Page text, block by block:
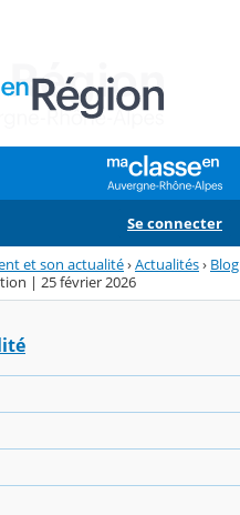
Se connecter
et son actualité›Actualités› Blog
| 25 février 2026